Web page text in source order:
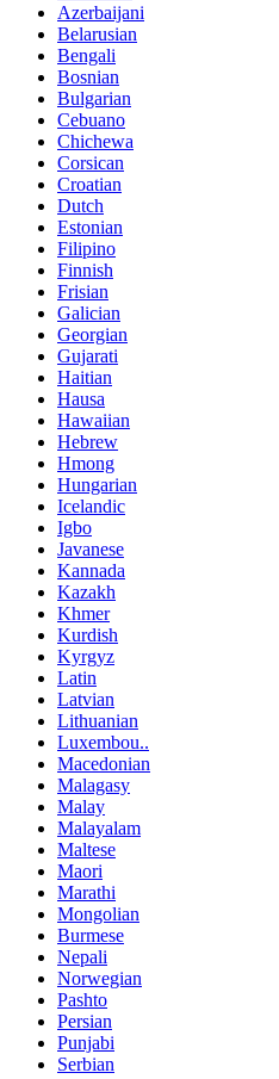
Azerbaijani
Belarusian
Bengali
Bosnian
Bulgarian
Cebuano
Chichewa
Corsican
Croatian
Dutch
Estonian
Filipino
Finnish
Frisian
Galician
Georgian
Gujarati
Haitian
Hausa
Hawaiian
Hebrew
Hmong
Hungarian
Icelandic
Igbo
Javanese
Kannada
Kazakh
Khmer
Kurdish
Kyrgyz
Latin
Latvian
Lithuanian
Luxembou..
Macedonian
Malagasy
Malay
Malayalam
Maltese
Maori
Marathi
Mongolian
Burmese
Nepali
Norwegian
Pashto
Persian
Punjabi
Serbian